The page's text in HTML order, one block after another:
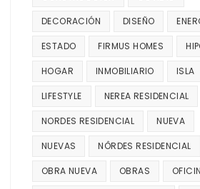
DECORACIÓN DISEÑO
ESTADO FIRMUS HOMES
HOGAR INMOBILIARIO ISLA
LIFESTYLE NEREA RESIDENCIAL
NORDES RESIDENCIAL NUEVA
NUEVAS NÔRDES RESIDENCIAL
OBRA NUEVA OBRAS